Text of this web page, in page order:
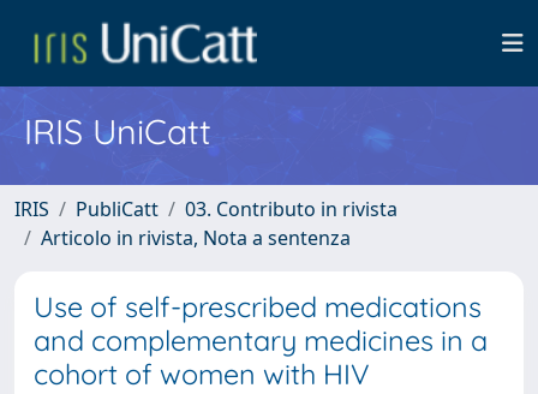
IRIS UniCatt
IRIS PubliCatt
03. Contributo in rivista
Articolo in rivista, Nota a sentenza
Use of self-prescribed medications
and complementary medicines in a
cohort of women with HIV